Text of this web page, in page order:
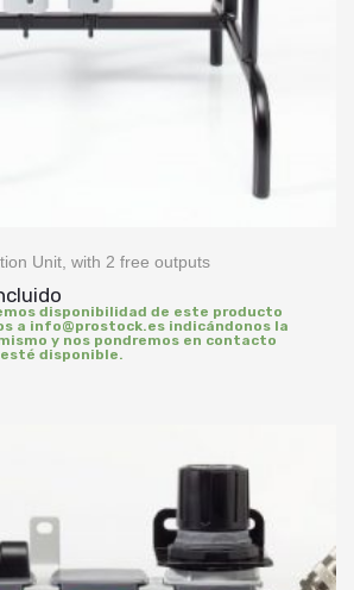
Unit, with 2 free outputs
disponibilidad de este producto
a info@prostock.es indicándonos la
y nos pondremos en contacto
disponible.